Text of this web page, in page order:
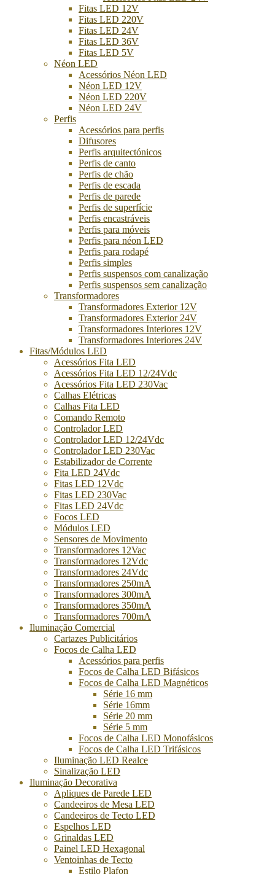
Fitas LED 12V
Fitas LED 220V
Fitas LED 24V
Fitas LED 36V
Fitas LED 5V
Néon LED
Acessórios Néon LED
Néon LED 12V
Néon LED 220V
Néon LED 24V
Perfis
Acessórios para perfis
Difusores
Perfis arquitectónicos
Perfis de canto
Perfis de chão
Perfis de escada
Perfis de parede
Perfis de superfície
Perfis encastráveis
Perfis para móveis
Perfis para néon LED
Perfis para rodapé
Perfis simples
Perfis suspensos com canalização
Perfis suspensos sem canalização
Transformadores
Transformadores Exterior 12V
Transformadores Exterior 24V
Transformadores Interiores 12V
Transformadores Interiores 24V
Fitas/Módulos LED
Acessórios Fita LED
Acessórios Fita LED 12/24Vdc
Acessórios Fita LED 230Vac
Calhas Elétricas
Calhas Fita LED
Comando Remoto
Controlador LED
Controlador LED 12/24Vdc
Controlador LED 230Vac
Estabilizador de Corrente
Fita LED 24Vdc
Fitas LED 12Vdc
Fitas LED 230Vac
Fitas LED 24Vdc
Focos LED
Módulos LED
Sensores de Movimento
Transformadores 12Vac
Transformadores 12Vdc
Transformadores 24Vdc
Transformadores 250mA
Transformadores 300mA
Transformadores 350mA
Transformadores 700mA
Iluminação Comercial
Cartazes Publicitários
Focos de Calha LED
Acessórios para perfis
Focos de Calha LED Bifásicos
Focos de Calha LED Magnéticos
Série 16 mm
Série 16mm
Série 20 mm
Série 5 mm
Focos de Calha LED Monofásicos
Focos de Calha LED Trifásicos
Iluminação LED Realce
Sinalização LED
Iluminação Decorativa
Apliques de Parede LED
Candeeiros de Mesa LED
Candeeiros de Tecto LED
Espelhos LED
Grinaldas LED
Painel LED Hexagonal
Ventoinhas de Tecto
Estilo Plafon